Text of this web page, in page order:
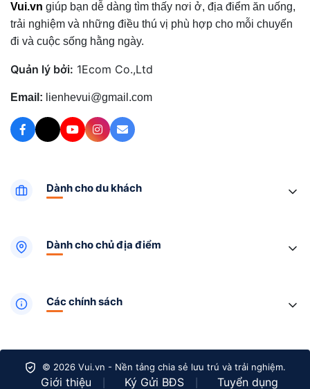
Vui.vn giúp bạn dễ dàng tìm thấy nơi ở, địa điểm ăn uống,
trải nghiệm và những điều thú vị phù hợp cho mỗi chuyến
đi và cuộc sống hằng ngày.
Quản lý bởi: 1Ecom Co.,Ltd
Email: lienhevui@gmail.com
Dành cho du khách
Dành cho chủ địa điểm
Các chính sách
© 2026 Vui.vn - Nền tảng chia sẻ lưu trú và trải nghiệm.
Giới thiệu Ký Gửi BĐS Tuyển dụng